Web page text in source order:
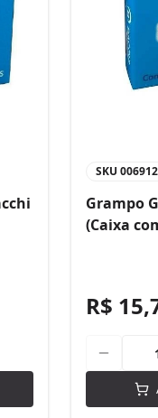
SKU 006912
Grampo
(Caixa
R$